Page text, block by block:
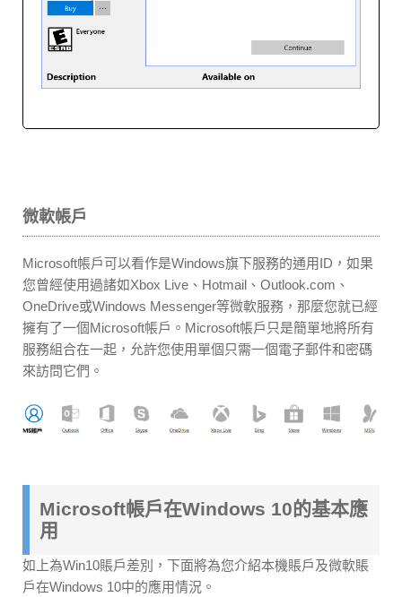
微軟帳戶
Microsoft帳戶可以看作是Windows旗下服務的通用ID，如果
您曾經使用過諸如Xbox Live、Hotmail、Outlook.com、
OneDrive或Windows Messenger等微軟服務，那麼您就已經
擁有了一個Microsoft帳戶。Microsoft帳戶只是簡單地將所有
服務組合在一起，允許您使用單個只需一個電子郵件和密碼
來訪問它們。
Microsoft帳戶在Windows 10的基本應
用
如上為Win10賬戶差別，下面將為您介紹本機賬戶及微軟賬
戶在Windows 10中的應用情況。